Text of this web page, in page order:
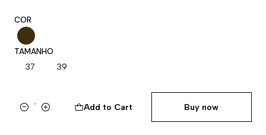
COR
TAMANHO
37 39
Quantity
Add to Cart Buy now